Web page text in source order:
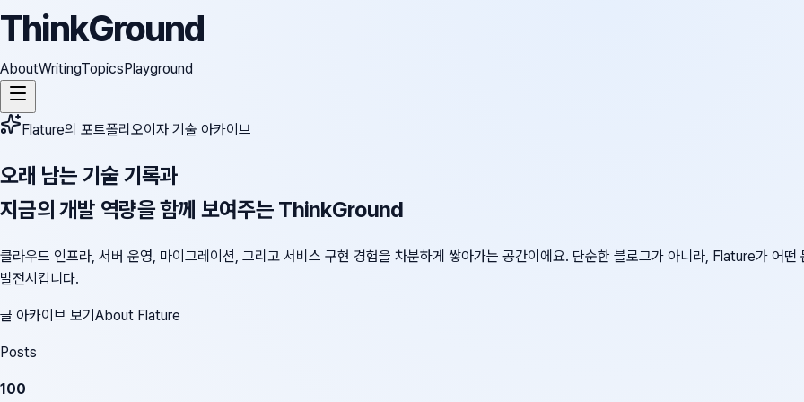
ThinkGround
AboutWritingTopicsPlayground
Flature의 포트폴리오이자 기술 아카이브
오래 남는 기술 기록과
지금의 개발 역량을 함께 보여주는 ThinkGround
클라우드 인프라, 서버 운영, 마이그레이션, 그리고 서비스 구현 경험을 차분하게 쌓아가는 공간이에요. 단순한 블로그가 아니라, Flature가 어
발전시킵니다.
글 아카이브 보기About Flature
Posts
100